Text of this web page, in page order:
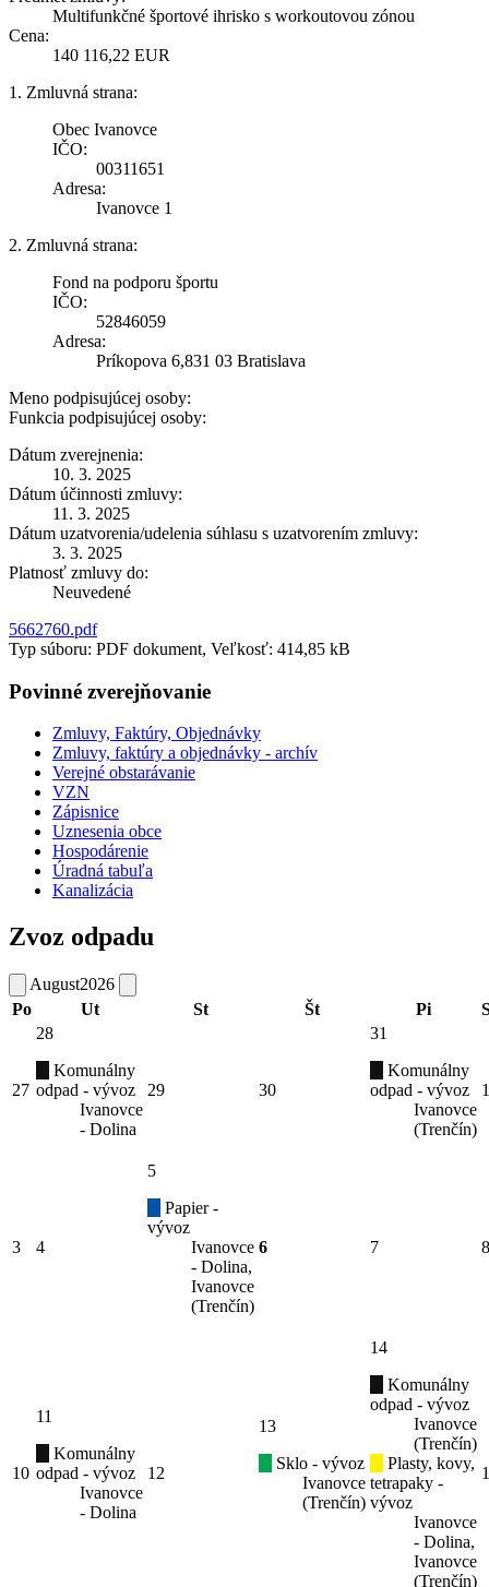
Multifunkčné športové ihrisko s workoutovou zónou
Cena:
140 116,22 EUR
1. Zmluvná strana:
Obec Ivanovce
IČO:
00311651
Adresa:
Ivanovce 1
2. Zmluvná strana:
Fond na podporu športu
IČO:
52846059
Adresa:
Príkopova 6,831 03 Bratislava
Meno podpisujúcej osoby:
Funkcia podpisujúcej osoby:
Dátum zverejnenia:
10. 3. 2025
Dátum účinnosti zmluvy:
11. 3. 2025
Dátum uzatvorenia/udelenia súhlasu s uzatvorením zmluvy:
3. 3. 2025
Platnosť zmluvy do:
Neuvedené
5662760.pdf
Typ súboru: PDF dokument, Veľkosť: 414,85 kB
Povinné zverejňovanie
Zmluvy, Faktúry, Objednávky
Zmluvy, faktúry a objednávky - archív
Verejné obstarávanie
VZN
Zápisnice
Uznesenia obce
Hospodárenie
Úradná tabuľa
Kanalizácia
Zvoz odpadu
August2026
Po
Ut St Št Pi
27
28
Komunálny
odpad - vývoz
Ivanovce
- Dolina
29 30
31
Komunálny
odpad - vývoz
Ivanovce
(Trenčín)
1
3 4
5
Papier -
vývoz
Ivanovce
- Dolina,
Ivanovce
(Trenčín)
6 7 8
10
11
Komunálny
odpad - vývoz
Ivanovce
- Dolina
12
13
Sklo - vývoz
Ivanovce
(Trenčín)
14
Komunálny
odpad - vývoz
Ivanovce
(Trenčín)
Plasty, kovy,
tetrapaky -
vývoz
Ivanovce
- Dolina,
Ivanovce
(Trenčín)